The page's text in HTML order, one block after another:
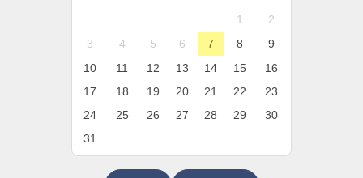
1
2
3
4 5 6 7 8
9
10
11 12 13 14 15
16
17
18 19 20 21 22
23
24
25 26 27 28 29
30
31